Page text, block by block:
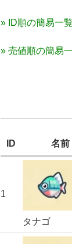
» ID順の簡易一覧
» 売値順の簡易
ID 名前
1
タナゴ